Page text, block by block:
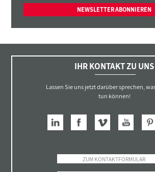
NEWSLETTER ABONNIEREN
IHR KONTAKT ZU UNS
Lassen Sie uns jetzt darüber sprechen,
tun können!
ZUM KONTAKTFORMULAR